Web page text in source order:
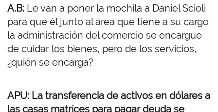
A.B: Le van a poner la mochila a Daniel Scioli
para que él junto al área que tiene a su cargo
la administración del comercio se encargue
de cuidar los bienes, pero de los servicios,
¿quién se encarga?
APU: La transferencia de activos en dólares a
las casas matrices para pagar deuda se